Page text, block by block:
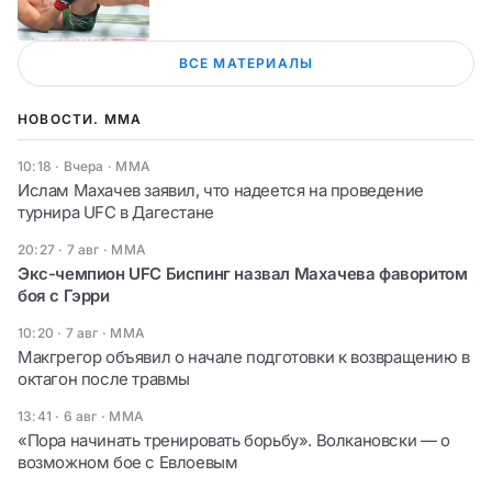
ВСЕ МАТЕРИАЛЫ
НОВОСТИ. ММА
10:18 · Вчера · ММА
Ислам Махачев заявил, что надеется на проведение
турнира UFC в Дагестане
20:27 · 7 авг · ММА
Экс-чемпион UFC Биспинг назвал Махачева фаворитом
боя с Гэрри
10:20 · 7 авг · ММА
Макгрегор объявил о начале подготовки к возвращению в
октагон после травмы
13:41 · 6 авг · ММА
«Пора начинать тренировать борьбу». Волкановски — о
возможном бое с Евлоевым